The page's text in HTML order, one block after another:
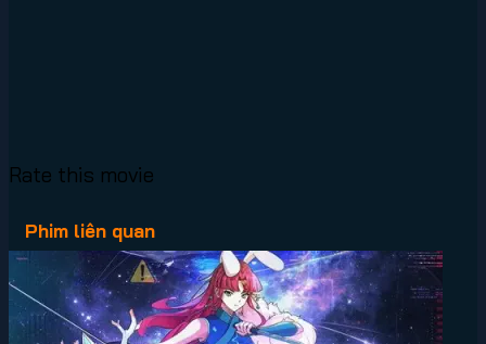
Rate this movie
Phim liên quan